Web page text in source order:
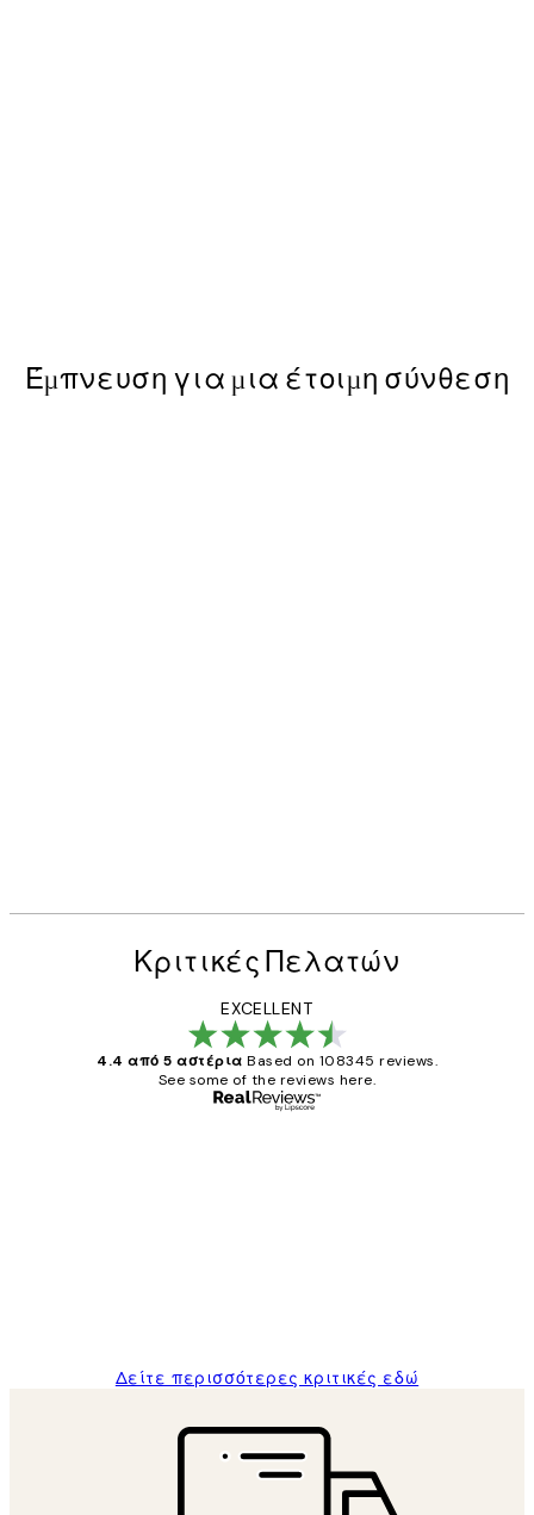
Έμπνευση για μια έτοιμη σύνθεση
Κριτικές Πελατών
EXCELLENT
4.4 από 5 αστέρια Based on 108345 reviews.
See some of the reviews here.
Δείτε περισσότερες κριτικές εδώ